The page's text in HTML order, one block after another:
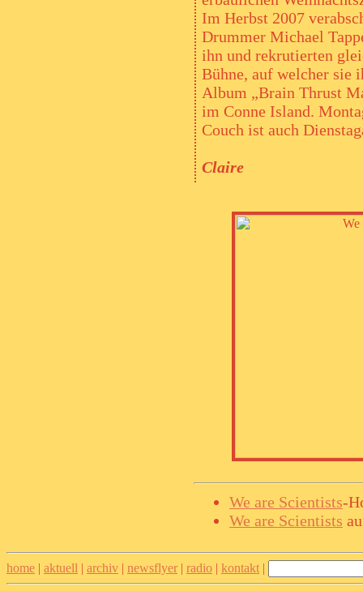
Im Herbst 2007
Drummer Michael
ihn und rekrutierten
Bühne, auf welcher sie
Album „Brain Thrust
im Conne Island.
Couch ist auch
Claire
We are Scientists-
We are Scientists
home | aktuell | archiv | newsflyer | radio | kontakt |